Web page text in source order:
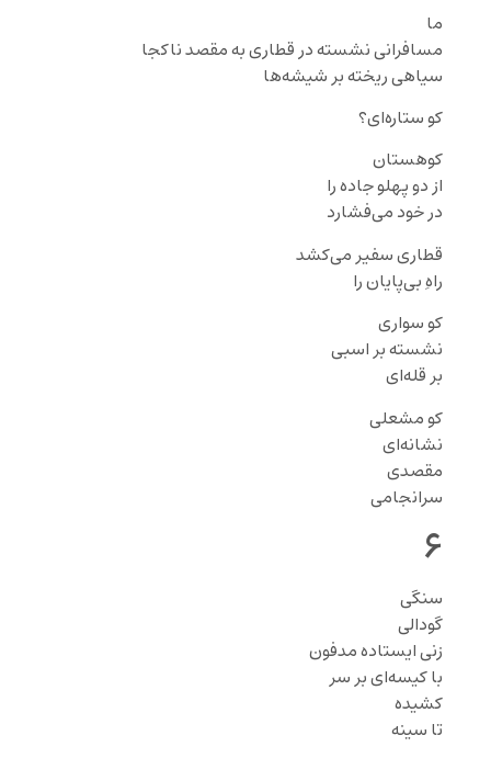
ما
مسافرانی نشسته در قطاری به مقصد ناکجا
سیاهی ریخته بر شیشه‌ها
کو ستاره‌ای؟
کوهستان
از دو پهلو جاده را
در خود می‌فشارد
قطاری سفیر می‌کشد
راهِ بی‌پایان را
کو سواری
نشسته بر اسبی
بر قله‌ای
کو مشعلی
نشانه‌ای
مقصدی
سرانجامی
۶
سنگی
گودالی
زنی ایستاده مدفون
با کیسه‌ای بر سر
کشیده
تا سینه